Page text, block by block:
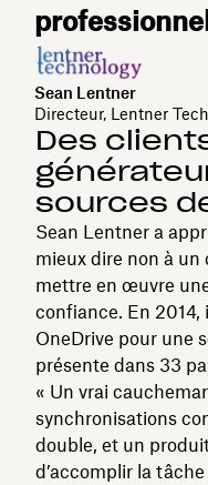
Sean Lentner
Directeur, Lentner
Des
sources
Sean Lentner a
mieux dire non à
mettre en œuvre
confiance. En 2014,
OneDrive pour une
présente dans 33
« Un vrai
synchronisations
double, et un
d’accomplir la